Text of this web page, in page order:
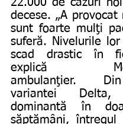
decese. „A provocat
sunt foarte mulţi
suferă. Nivelurile
scad drastic în
explică
ambulanţier.
variantei Delta,
dominantă în
săptămâni, întregul